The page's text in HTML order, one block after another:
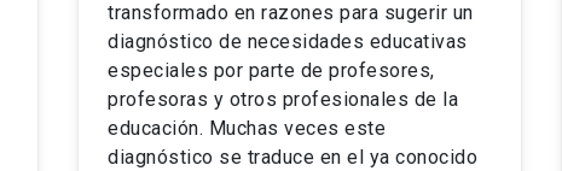
transformado en razones para sugerir un
diagnóstico de necesidades educativas
especiales por parte de profesores,
profesoras y otros profesionales de la
educación. Muchas veces este
diagnóstico se traduce en el ya conocido